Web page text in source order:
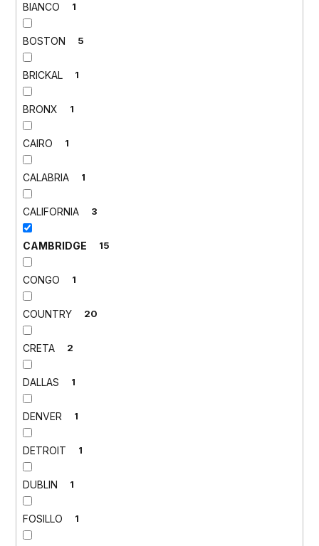
BIANCO 1
BOSTON 5
BRICKAL 1
BRONX 1
CAIRO 1
CALABRIA 1
CALIFORNIA 3
CAMBRIDGE 15
CONGO 1
COUNTRY 20
CRETA 2
DALLAS 1
DENVER 1
DETROIT 1
DUBLIN 1
FOSILLO 1